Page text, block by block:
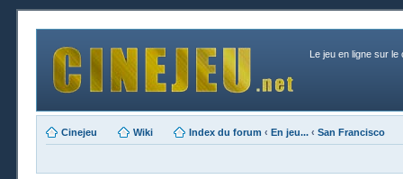
Le jeu en ligne sur le
Cinejeu Wiki Index du forum ‹ En jeu... ‹ San Francisco